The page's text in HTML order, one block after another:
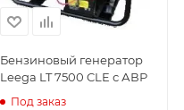
Бензиновый генератор
Leega LT 7500 CLE с АВР
Под заказ